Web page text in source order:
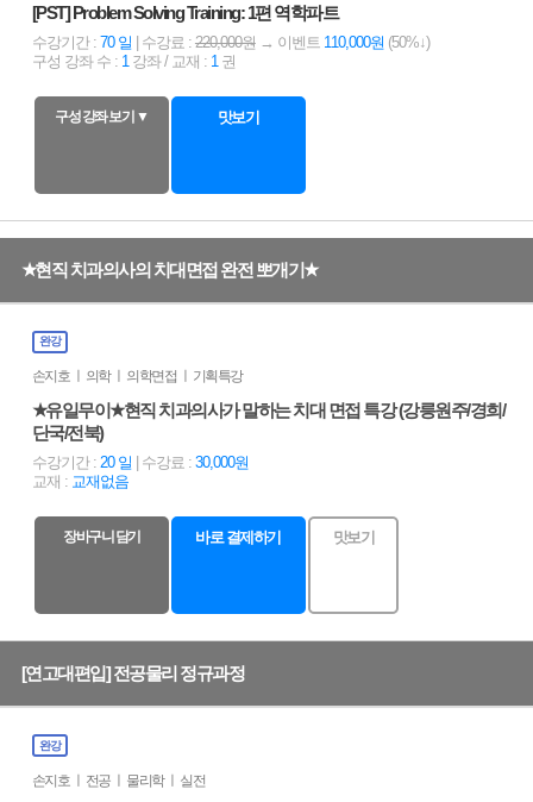
[PST] Problem Solving Training: 1편 역학파트
수강기간 : 70 일 | 수강료 : 220,000원→ 이벤트 110,000원 (50%↓)
구성 강좌 수 : 1 강좌 / 교재 : 1 권
구성 강좌 보기 ▼ 맛보기
★현직 치과의사의 치대면접 완전 뽀개기★
완강
손지호 ㅣ 의학 ㅣ 의학면접 ㅣ 기획특강
★유일무이★현직 치과의사가 말하는 치대 면접 특강 (강릉원주/경희/
단국/전북)
수강기간 : 20 일 | 수강료 : 30,000원
교재 : 교재없음
장바구니 담기 바로 결제하기 맛보기
[연고대편입] 전공물리 정규과정
완강
손지호 ㅣ 전공 ㅣ 물리학 ㅣ 실전